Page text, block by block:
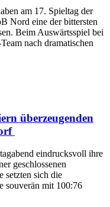
am 17. Spieltag der
Nord eine der bittersten
Beim Auswärtsspiel bei
nach dramatischen
überzeugenden
eindrucksvoll ihre
geschlossenen
setzten sich die
souverän mit 100:76